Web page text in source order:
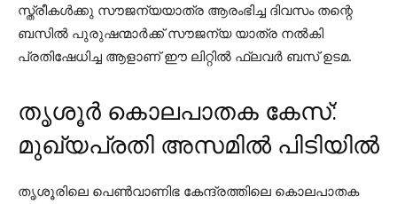
സ്ത്രീകള്‍ക്കു സൗജന്യയാത്ര ആരംഭിച്ച ദിവസം തന്റെ
ബസില്‍ പുരുഷന്മാര്‍ക്ക് സൗജന്യ യാത്ര നല്‍കി
പ്രതിഷേധിച്ച ആളാണ് ഈ ലിറ്റില്‍ ഫ്ലവര്‍ ബസ് ഉടമ.
തൃശൂർ കൊലപാതക കേസ്:
മുഖ്യപ്രതി അസമിൽ പിടിയിൽ
തൃശൂരിലെ പെണ്‍വാണിഭ കേന്ദ്രത്തിലെ കൊലപാതക